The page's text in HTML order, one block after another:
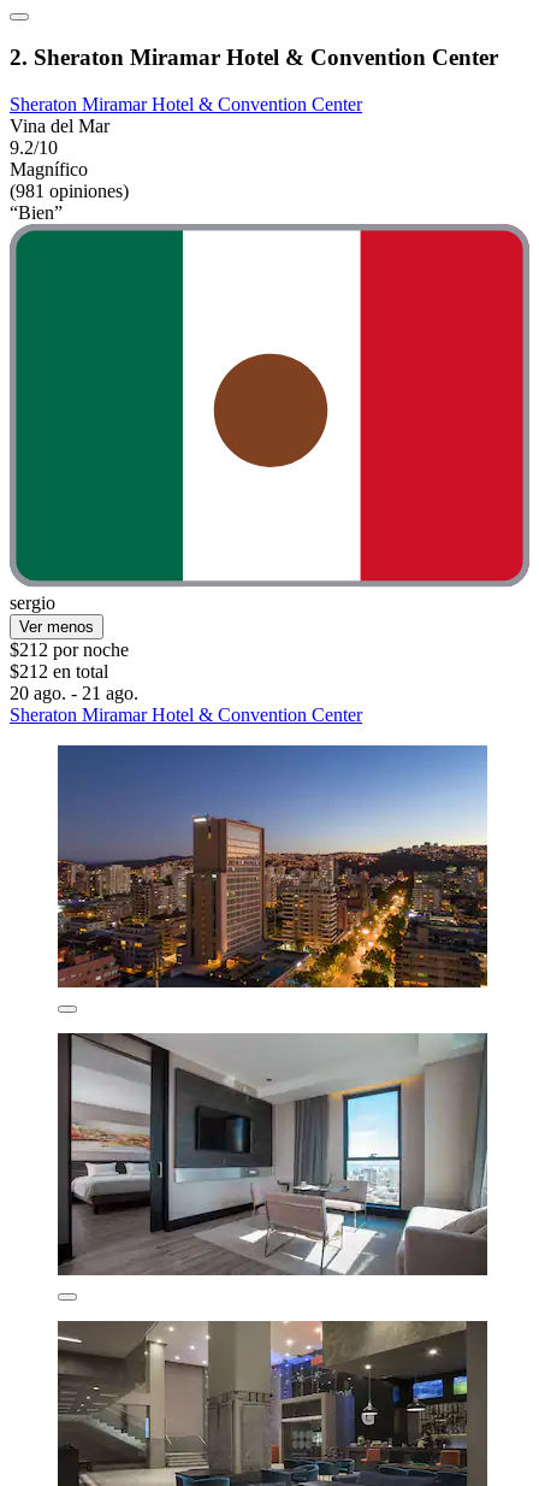
2. Sheraton Miramar Hotel & Convention Center
Sheraton Miramar Hotel & Convention Center
Vina del Mar
9.2/10
Magnífico
(981 opiniones)
“Bien”
sergio
Ver menos
$212 por noche
$212 en total
20 ago. - 21 ago.
Sheraton Miramar Hotel & Convention Center